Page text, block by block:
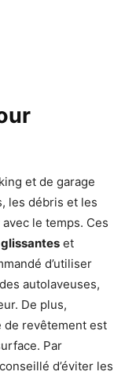
et de garage
les débris et les
le temps. Ces
et
d’utiliser
autolaveuses,
De plus,
de revêtement est
Par
d’éviter les